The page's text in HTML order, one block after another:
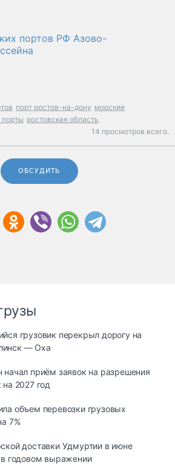
портов РФ Азово-
порт ростов-на-дону морские
порты ростовская область
14 просмотров всего.
ОБСУДИТЬ
грузовик перекрыл дорогу на
— Оха
начал приём заявок на разрешения
на 2027 год
объем перевозки грузовых
7%
доставки Удмуртии в июне
в годовом выражении